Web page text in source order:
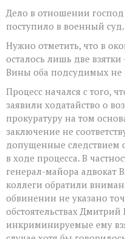
Дело в отношении
поступило в военный суд.
Нужно отметить, что в
осталось лишь две
Вины оба подсудимых не
Процесс начался с того,
заявили ходатайство о
прокуратуру на том
заключение не
допущенные следствием
в ходе процесса. В
генерал-майора адвокат
коллеги обратили
обвинении не указано
обстоятельствах
инкриминируемые ему